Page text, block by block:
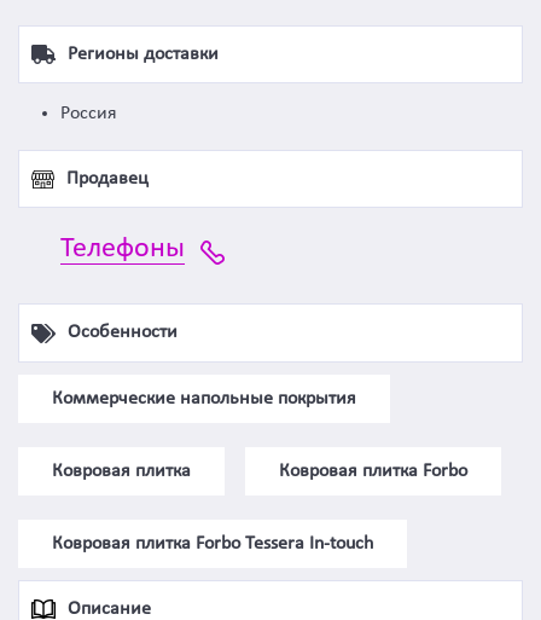
Регионы доставки
Россия
Продавец
Телефоны
Особенности
Коммерческие напольные покрытия
Ковровая плитка Ковровая плитка Forbo
Ковровая плитка Forbo Tessera In-touch
Описание